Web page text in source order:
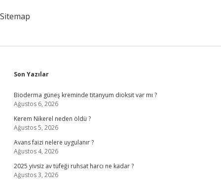
Sitemap
Sidebar
Son Yazılar
Bioderma güneş kreminde titanyum dioksit var mı ?
Ağustos 6, 2026
Kerem Nikerel neden öldü ?
Ağustos 5, 2026
Avans faizi nelere uygulanır ?
Ağustos 4, 2026
2025 yivsiz av tüfeği ruhsat harcı ne kadar ?
Ağustos 3, 2026